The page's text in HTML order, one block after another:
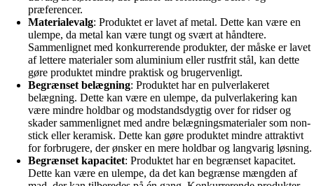
præferencer.
Materialevalg: Produktet er lavet af metal. Dette kan være en
ulempe, da metal kan være tungt og svært at håndtere.
Sammenlignet med konkurrerende produkter, der måske er lavet
af lettere materialer som aluminium eller rustfrit stål, kan dette
gøre produktet mindre praktisk og brugervenligt.
Begrænset belægning: Produktet har en pulverlakeret
belægning. Dette kan være en ulempe, da pulverlakering kan
være mindre holdbar og modstandsdygtig over for ridser og
skader sammenlignet med andre belægningsmaterialer som non-
stick eller keramisk. Dette kan gøre produktet mindre attraktivt
for forbrugere, der ønsker en mere holdbar og langvarig løsning.
Begrænset kapacitet: Produktet har en begrænset kapacitet.
Dette kan være en ulempe, da det kan begrænse mængden af